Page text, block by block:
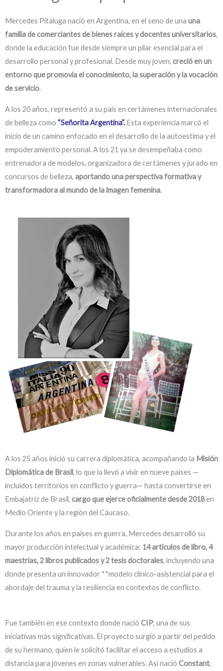
Mercedes Pitaluga nació en Argentina, en el seno de una una
familia de comerciantes de bienes raíces y docentes universitarios,
donde la educación fue desde siempre un pilar esencial para el
desarrollo personal y profesional. Desde muy joven, creció en un
entorno que promovía el conocimiento, la superación y la vocación
de servicio.
A los 20 años, representó a su país en certámenes internacionales
de belleza como “Señorita Argentina”. Esta experiencia marcó el
inicio de un camino enfocado en el desarrollo de la autoestima y el
empoderamiento personal. A los 21 ya se desempeñaba como
entrenadora de modelos, organizadora de certámenes y jurado en
concursos de belleza, aportando una perspectiva formativa y
transformadora al mundo de la imagen femenina.
A los 25 años inició su carrera diplomática, acompañando la Misión
Diplomática de Brasil, lo que la llevó a vivir en nueve países —
incluidos territorios en conflicto y guerra— hasta convertirse en
Embajatriz de Brasil, cargo que ejerce oficialmente desde 2018en
Medio Oriente y la región del Cáucaso.
Durante los años en países en guerra, Mercedes desarrolló su
mayor producción intelectual y académica: 14 artículos de libro, 4
maestrías, 2 libros publicados y 2 tesis doctorales, incluyendo una
donde presenta un innovador **modelo clínico-asistencial para el
abordaje del trauma y la resiliencia en contextos de conflicto.
Fue también en ese contexto donde nació CIP, una de sus
iniciativas más significativas. El proyecto surgió a partir del pedido
de su hermano, quien le solicitó facilitar el acceso a estudios a
distancia para jóvenes en zonas vulnerables. Así nació Constant,